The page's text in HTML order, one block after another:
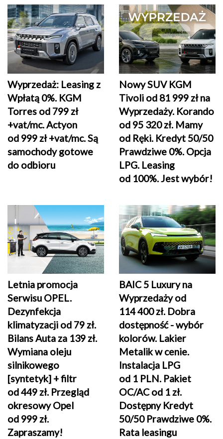
Wyprzedaż: Leasing z
Wpłatą 0%. KGM
Torres od 799 zł
+vat/mc. Actyon
od 999 zł +vat/mc. Są
samochody gotowe
do odbioru
Nowy SUV KGM
Tivoli od 81 999 zł na
Wyprzedaży. Korando
od 95 320 zł. Mamy
od Ręki. Kredyt 50/50
Prawdziwe 0%. Opcja
LPG. Leasing
od 100%. Jest wybór!
Letnia promocja
Serwisu OPEL.
Dezynfekcja
klimatyzacji od 79 zł.
Bilans Auta za 139 zł.
Wymiana oleju
silnikowego
[syntetyk] + filtr
od 449 zł. Przegląd
okresowy Opel
od 999 zł.
Zapraszamy!
BAIC 5 Luxury na
Wyprzedaży od
114 400 zł. Dobra
dostępność - wybór
kolorów. Lakier
Metalik w cenie.
Instalacja LPG
od 1 PLN. Pakiet
OC/AC od 1 zł.
Dostępny Kredyt
50/50 Prawdziwe 0%.
Rata leasingu